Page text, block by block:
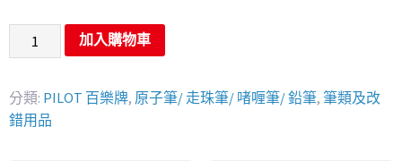
加入購物車
分類: PILOT 百樂牌, 原子筆/ 走珠筆/ 啫喱筆/ 鉛筆, 筆類及改
錯用品